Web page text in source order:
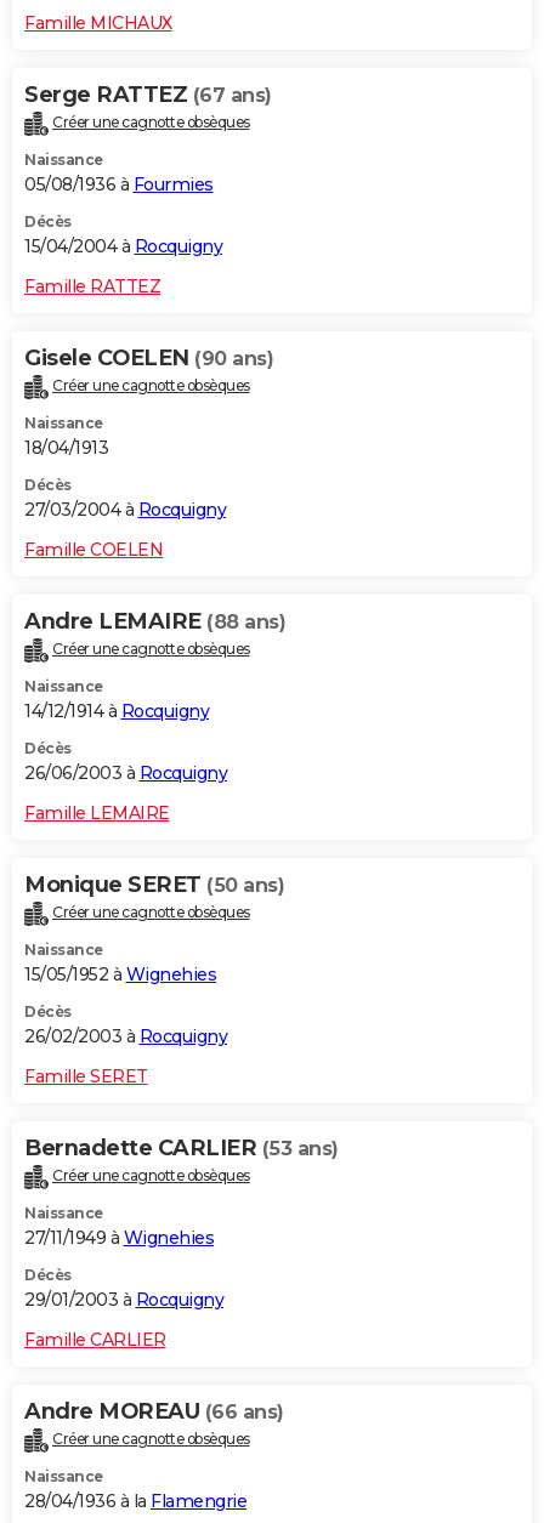
Famille MICHAUX
Serge RATTEZ (67 ans)
Créer une cagnotte obsèques
Naissance
05/08/1936 à Fourmies
Décès
15/04/2004 à Rocquigny
Famille RATTEZ
Gisele COELEN (90 ans)
Créer une cagnotte obsèques
Naissance
18/04/1913
Décès
27/03/2004 à Rocquigny
Famille COELEN
Andre LEMAIRE (88 ans)
Créer une cagnotte obsèques
Naissance
14/12/1914 à Rocquigny
Décès
26/06/2003 à Rocquigny
Famille LEMAIRE
Monique SERET (50 ans)
Créer une cagnotte obsèques
Naissance
15/05/1952 à Wignehies
Décès
26/02/2003 à Rocquigny
Famille SERET
Bernadette CARLIER (53 ans)
Créer une cagnotte obsèques
Naissance
27/11/1949 à Wignehies
Décès
29/01/2003 à Rocquigny
Famille CARLIER
Andre MOREAU (66 ans)
Créer une cagnotte obsèques
Naissance
28/04/1936 à la Flamengrie